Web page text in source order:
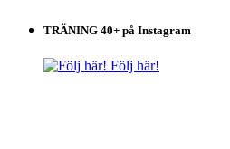
TRÄNING 40+ på Instagram
Följ här!